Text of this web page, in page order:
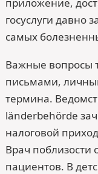
госуслуги давно
самых
Важные вопросы
письмами,
термина.
länder­behörde
налоговой
Врач поблизости
пациентов. В